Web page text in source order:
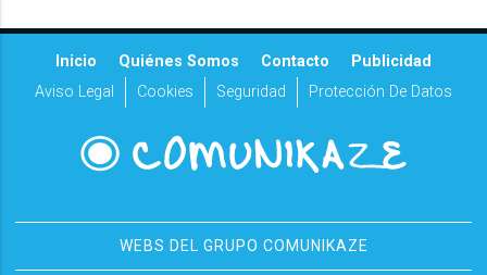
Inicio Quiénes Somos Contacto
Publicidad
Aviso Legal
Cookies Seguridad Protección De Datos
WEBS DEL GRUPO COMUNIKAZE